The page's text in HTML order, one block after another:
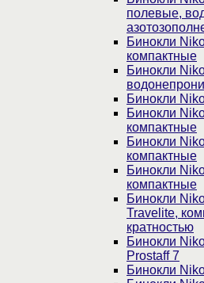
полевые,
Бинокли
компактные
Бинокли
Бинокли
Бинокли
компактные
Бинокли
компактные
Бинокли
компактные
Бинокли
Travelite,
кратностью
Бинокли
Prostaff 7
Бинокли